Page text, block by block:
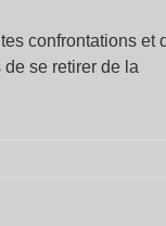
confrontations et
se retirer de la